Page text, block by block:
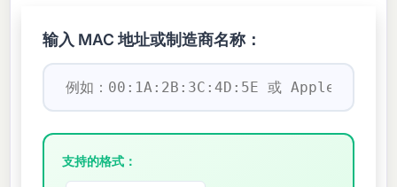
输入 MAC 地址或制造商名称：
支持的格式：